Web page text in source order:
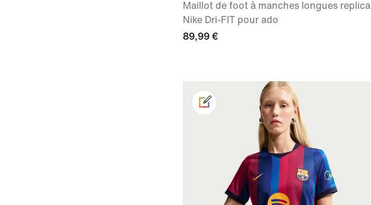
Maillot de foot à manches longues replica
Nike Dri-FIT pour ado
89,99 €